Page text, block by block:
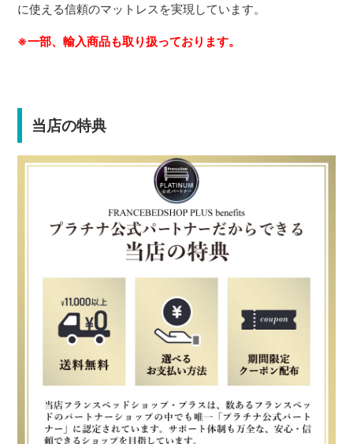
に使える信頼のマットレスを実現しています。
※一部、輸入商品も取り扱っております。
当店の特典